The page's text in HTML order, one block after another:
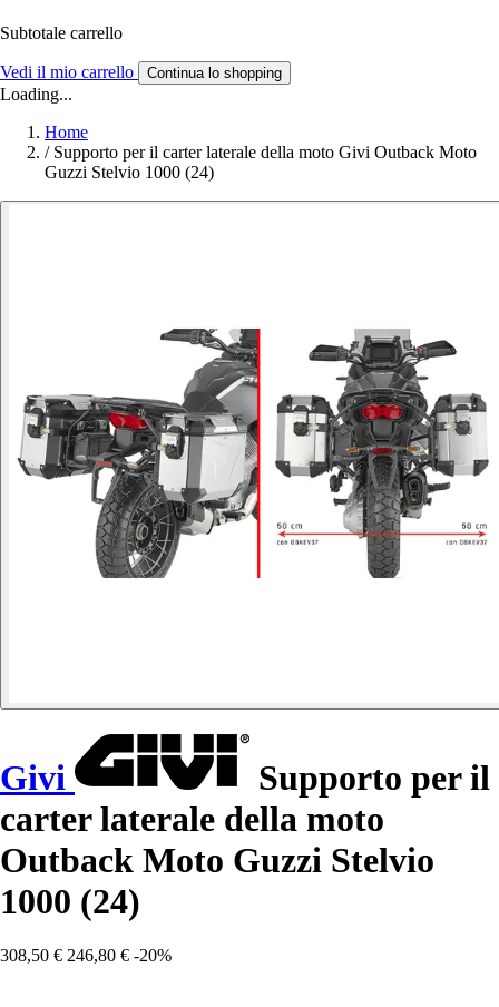
Subtotale carrello
Vedi il mio carrello Continua lo shopping
Loading...
Home
/ Supporto per il carter laterale della moto Givi Outback Moto
Guzzi Stelvio 1000 (24)
Givi
Supporto per il
carter laterale della moto
Outback Moto Guzzi Stelvio
1000 (24)
308,50 € 246,80 € -20%